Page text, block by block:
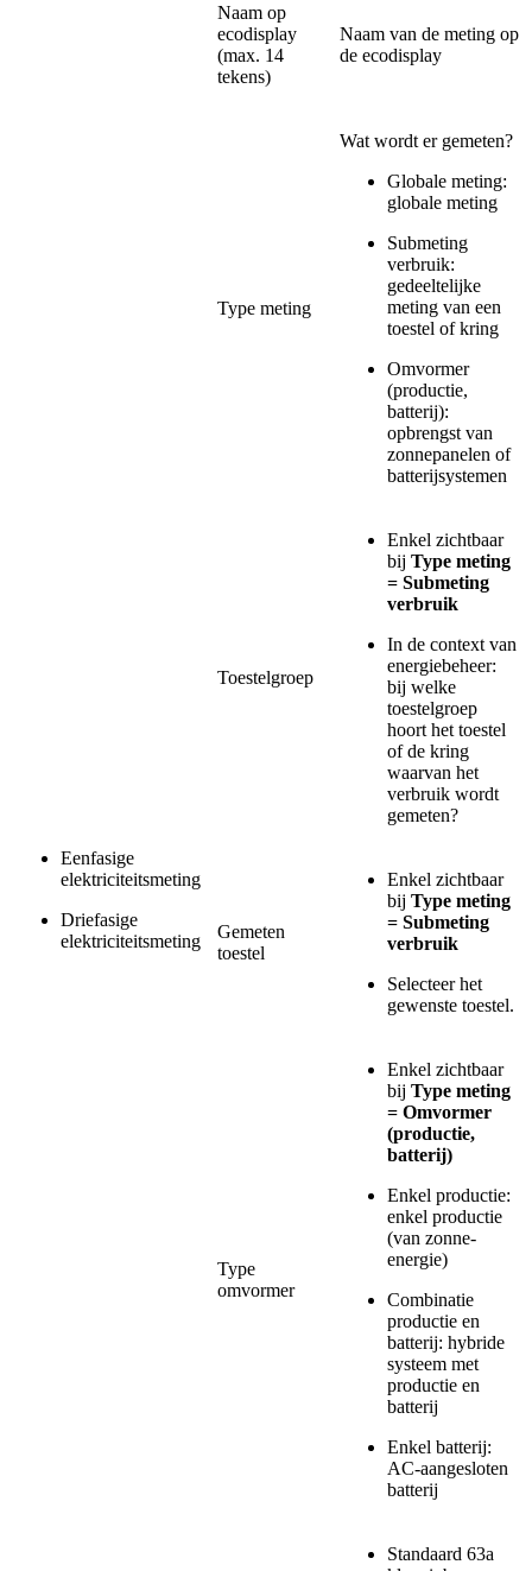
Eenfasige
elektriciteitsmeting
Driefasige
elektriciteitsmeting
Naam op
ecodisplay
(max. 14
tekens)
Naam van de meting op
de ecodisplay
Type meting
Wat wordt er gemeten?
Globale meting:
globale meting
Submeting
verbruik:
gedeeltelijke
meting van een
toestel of kring
Omvormer
(productie,
batterij):
opbrengst van
zonnepanelen of
batterijsystemen
Toestelgroep
Enkel zichtbaar
bij Type meting
= Submeting
verbruik
In de context van
energiebeheer:
bij welke
toestelgroep
hoort het toestel
of de kring
waarvan het
verbruik wordt
gemeten?
Gemeten
toestel
Enkel zichtbaar
bij Type meting
= Submeting
verbruik
Selecteer het
gewenste toestel.
Type
omvormer
Enkel zichtbaar
bij Type meting
= Omvormer
(productie,
batterij)
Enkel productie:
enkel productie
(van zonne-
energie)
Combinatie
productie en
batterij: hybride
systeem met
productie en
batterij
Enkel batterij:
AC-aangesloten
batterij
Standaard 63a